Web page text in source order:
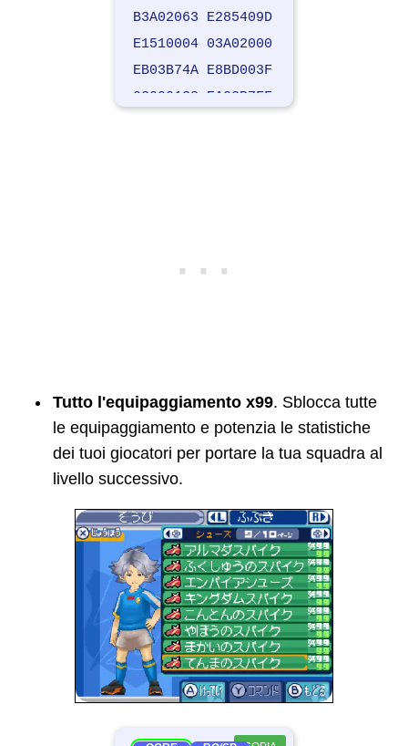
B3A02063 E285409D
E1510004 03A02000
EB03B74A E8BD003F
02000138 EA03B7FF
Tutto l'equipaggiamento x99. Sblocca tutte
le equipaggiamento e potenzia le statistiche
dei tuoi giocatori per portare la tua squadra al
livello successivo.